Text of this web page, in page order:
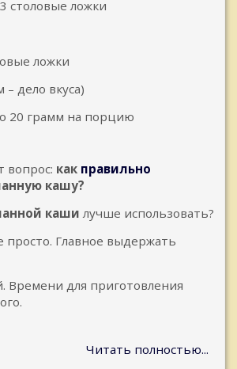
столовые ложки
ложки
дело вкуса)
20 грамм на порцию
вопрос: как правильно
кашу?
каши лучше использовать?
просто. Главное выдержать
Времени для приготовления
Читать полностью...